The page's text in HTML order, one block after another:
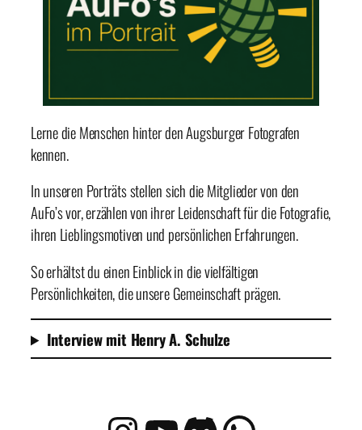
Lerne die Menschen hinter den Augsburger Fotografen
kennen.
In unseren Porträts stellen sich die Mitglieder von den
AuFo’s vor, erzählen von ihrer Leidenschaft für die Fotografie,
ihren Lieblingsmotiven und persönlichen Erfahrungen.
So erhältst du einen Einblick in die vielfältigen
Persönlichkeiten, die unsere Gemeinschaft prägen.
Interview mit Henry A. Schulze